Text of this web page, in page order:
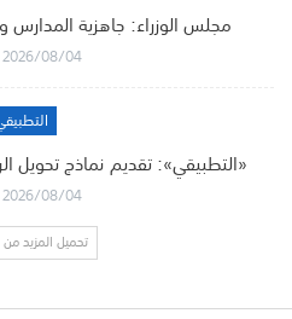
مجلس الوزراء: جاهزية المدارس
2026/08/04
«التطبيقي»: تقديم نماذج تحويل
2026/08/04
تحميل المزيد من